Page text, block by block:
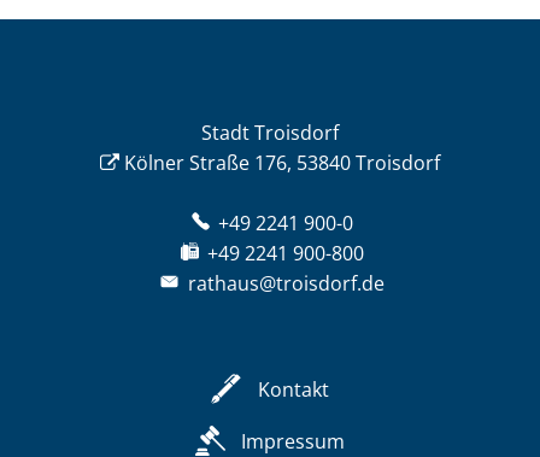
Stadt Troisdorf
Kölner Straße 176, 53840 Troisdorf
+49 2241 900-0
+49 2241 900-800
rathaus@troisdorf.de
Kontakt
Impressum